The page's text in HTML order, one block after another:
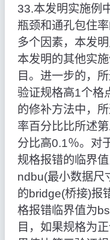
33.本发明实施例
瓶颈和通孔包住
多个因素，本发
本发明的其他实
目。进一步的，
验证规格高1个格
的修补方法中，
率百分比比所述
分比高0.1％。对
规格报错的临界
ndbu(最小数据尺
的bridge(桥接)报
格报错临界值为
目，如果规格为